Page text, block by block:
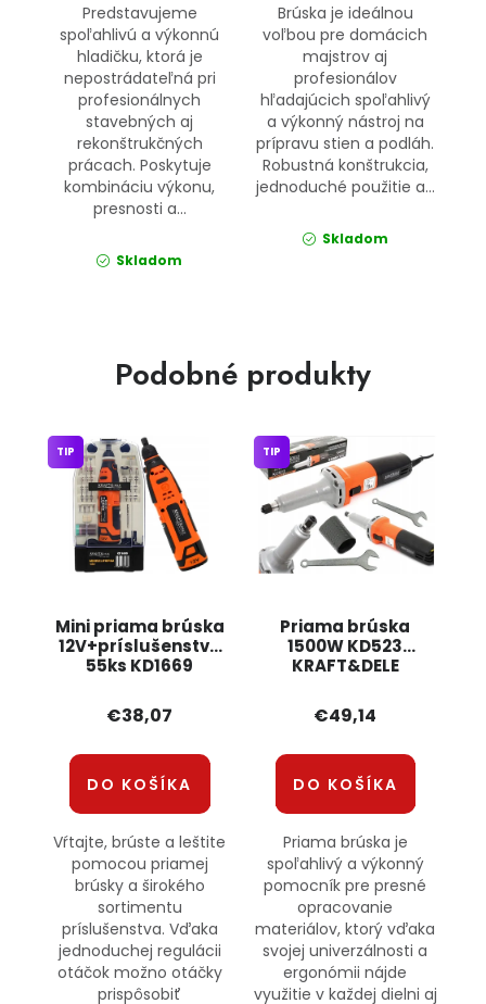
Predstavujeme
spoľahlivú a výkonnú
hladičku, ktorá je
nepostrádateľná pri
profesionálnych
stavebných aj
rekonštrukčných
prácach. Poskytuje
kombináciu výkonu,
presnosti a...
Skladom
Brúska je ideálnou
voľbou pre domácich
majstrov aj
profesionálov
hľadajúcich spoľahlivý
a výkonný nástroj na
prípravu stien a podláh.
Robustná konštrukcia,
jednoduché použitie a...
Skladom
Podobné produkty
Mini priama brúska
12V+príslušenstvo
55ks KD1669
TIP
€38,07
DO KOŠÍKA
Vŕtajte, brúste a leštite
pomocou priamej
brúsky a širokého
sortimentu
príslušenstva. Vďaka
jednoduchej regulácii
otáčok možno otáčky
prispôsobiť
Priama brúska
1500W KD523
KRAFT&DELE
TIP
€49,14
DO KOŠÍKA
Priama brúska je
spoľahlivý a výkonný
pomocník pre presné
opracovanie
materiálov, ktorý vďaka
svojej univerzálnosti a
ergonómii nájde
využitie v každej dielni aj